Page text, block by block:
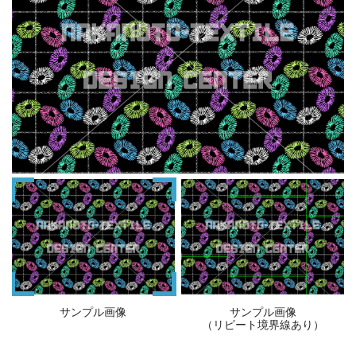
サンプル画像
サンプル画像
（リピート境界線あり）